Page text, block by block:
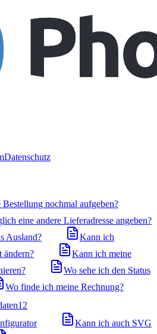
Datenschutz
nochmal aufgeben?
eine andere Lieferadresse angeben?
Ausland?
Kann ich
ändern?
Kann ich meine
Wo sehe ich den Status
Wo finde ich meine Rechnung?
12
Kann ich auch SVG